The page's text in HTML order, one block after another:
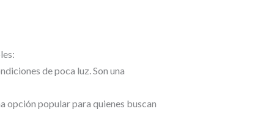
de poca luz. Son una
opción popular para quienes buscan